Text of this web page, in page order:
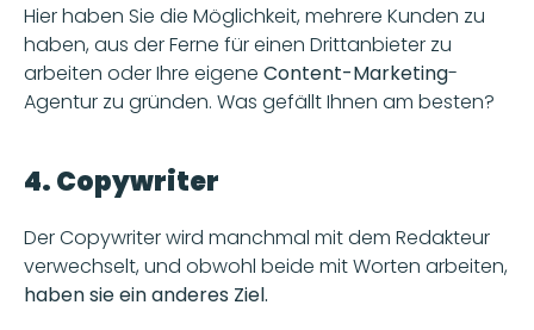
Hier haben Sie die Möglichkeit, mehrere Kunden zu
haben, aus der Ferne für einen Drittanbieter zu
arbeiten oder Ihre eigene Content-Marketing-
Agentur zu gründen. Was gefällt Ihnen am besten?
4. Copywriter
Der Copywriter wird manchmal mit dem Redakteur
haben sie ein anderes Ziel.